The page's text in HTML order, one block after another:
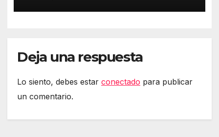
Deja una respuesta
Lo siento, debes estar conectado para publicar
un comentario.